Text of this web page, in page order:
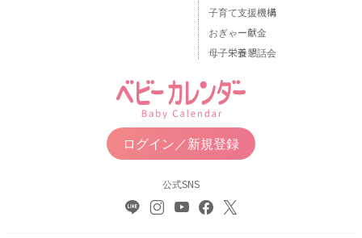
子育て支援機構
おぎゃー献金
母子栄養懇話会
ログイン／新規登録
公式SNS